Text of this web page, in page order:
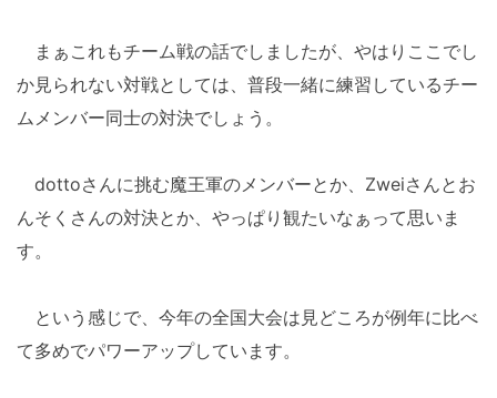
まぁこれもチーム戦の話でしましたが、やはりここでし
か見られない対戦としては、普段一緒に練習しているチー
ムメンバー同士の対決でしょう。
dottoさんに挑む魔王軍のメンバーとか、Zweiさんとお
んそくさんの対決とか、やっぱり観たいなぁって思いま
す。
という感じで、今年の全国大会は見どころが例年に比べ
て多めでパワーアップしています。